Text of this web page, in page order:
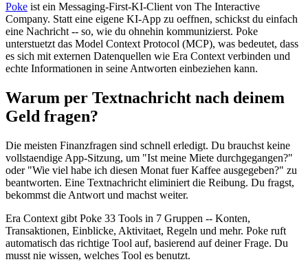
Poke ist ein Messaging-First-KI-Client von The Interactive
Company. Statt eine eigene KI-App zu oeffnen, schickst du einfach
eine Nachricht -- so, wie du ohnehin kommunizierst. Poke
unterstuetzt das Model Context Protocol (MCP), was bedeutet, dass
es sich mit externen Datenquellen wie Era Context verbinden und
echte Informationen in seine Antworten einbeziehen kann.
Warum per Textnachricht nach deinem
Geld fragen?
Die meisten Finanzfragen sind schnell erledigt. Du brauchst keine
vollstaendige App-Sitzung, um "Ist meine Miete durchgegangen?"
oder "Wie viel habe ich diesen Monat fuer Kaffee ausgegeben?" zu
beantworten. Eine Textnachricht eliminiert die Reibung. Du fragst,
bekommst die Antwort und machst weiter.
Era Context gibt Poke 33 Tools in 7 Gruppen -- Konten,
Transaktionen, Einblicke, Aktivitaet, Regeln und mehr. Poke ruft
automatisch das richtige Tool auf, basierend auf deiner Frage. Du
musst nie wissen, welches Tool es benutzt.